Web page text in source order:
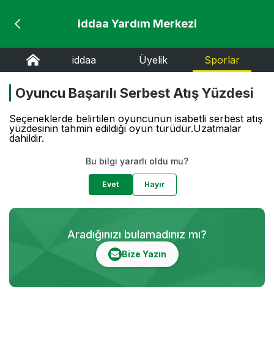
iddaa Yardım Merkezi
iddaa Üyelik Sporlar
Oyuncu Başarılı Serbest Atış Yüzdesi
Seçeneklerde belirtilen oyuncunun isabetli serbest atış
yüzdesinin tahmin edildiği oyun türüdür.Uzatmalar
dahildir.
Bu bilgi yararlı oldu mu?
Evet Hayır
Aradığınızı bulamadınız mı?
Bize Yazın